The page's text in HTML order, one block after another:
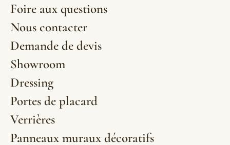
Foire aux questions
Nous contacter
Demande de devis
Showroom
Dressing
Portes de placard
Verrières
Panneaux muraux décoratifs